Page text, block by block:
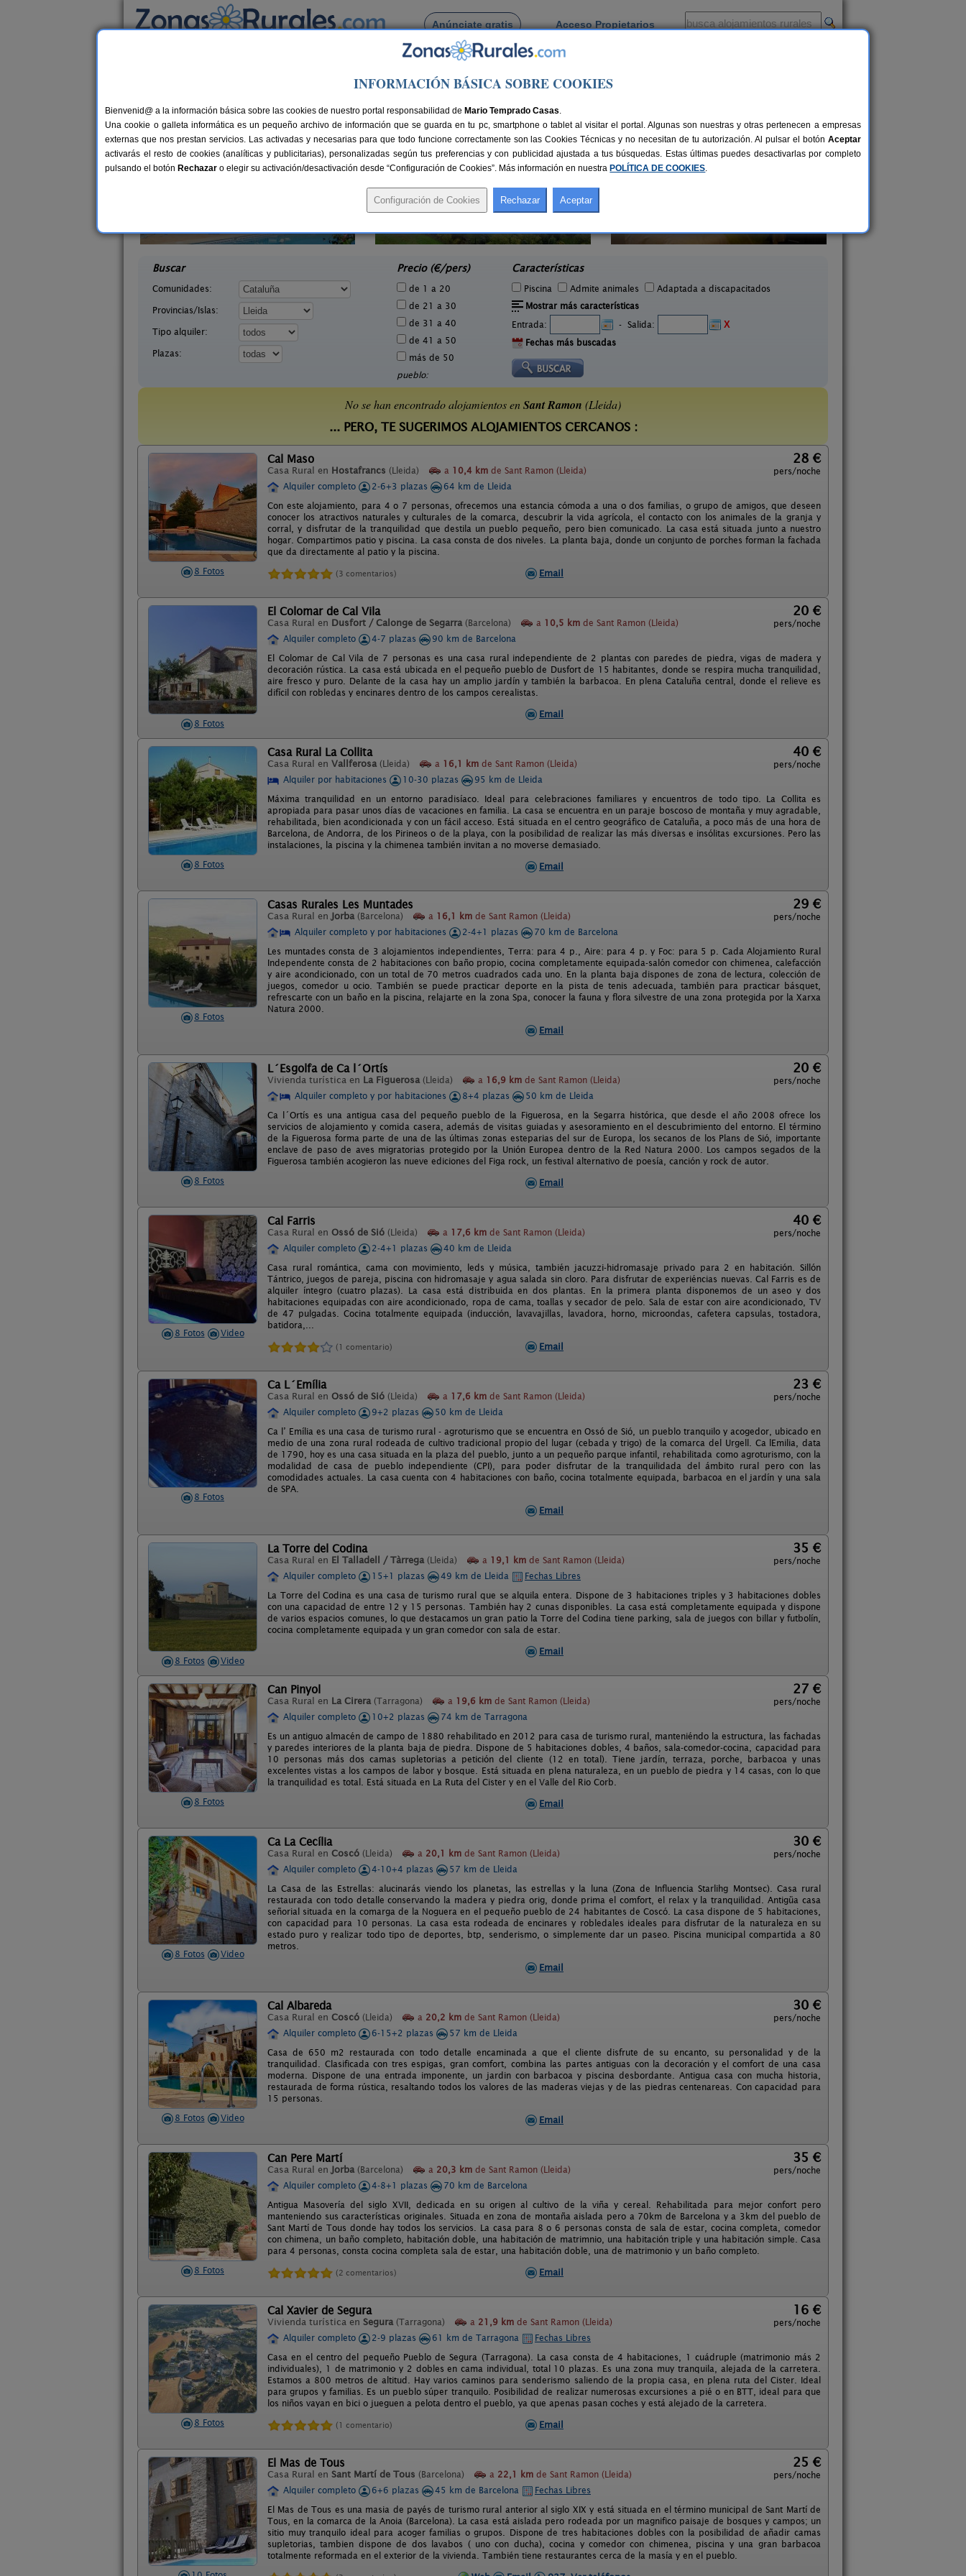
Anúnciate gratis Acceso Propietarios
Busca por pueblo
Casas Rurales cerca de Sant Ramon
25 €
2-14 pers.
23 €
Apartamentos turísticos Tárrega
Al Bon Pas Rural
Buscar
Comunidades:
Provincias/Islas:
Tipo alquiler:
Plazas:
Precio (€/pers)
de 1 a 20
de 21 a 30
de 31 a 40
de 41 a 50
más de 50
pueblo:
Características
Piscina Admite animales
Adaptada a discapacitados
Mostrar más características
Entrada:
- Salida:
X
Fechas más buscadas
No se han encontrado alojamientos enSant Ramon (Lleida)
... PERO, TE SUGERIMOS ALOJAMIENTOS CERCANOS :
8 Fotos
Cal Maso
Casa Rural en Hostafrancs (Lleida) a 10,4 km de Sant Ramon (Lleida)
28 €
pers/noche
Alquiler completo
2-6+3 plazas
64 km de Lleida
Con este alojamiento, para 4 o 7 personas, ofrecemos una estancia cómoda a una o dos familias, o grupo de amigos, que deseen
conocer los atractivos naturales y culturales de la comarca, descubrir la vida agrícola, el contacto con los animales de la granja y
corral, y disfrutar de la tranquilidad que destila un pueblo pequeño, pero bien comunicado. La casa está situada junto a nuestro
hogar. Compartimos patio y piscina. La casa consta de dos niveles. La planta baja, donde un conjunto de porches forman la fachada
que da directamente al patio y la piscina.
(3 comentarios) Email
8 Fotos
El Colomar de Cal Vila
Casa Rural en Dusfort / Calonge de Segarra (Barcelona) a 10,5 km de Sant Ramon (Lleida)
20 €
pers/noche
Alquiler completo
4-7 plazas
90 km de Barcelona
El Colomar de Cal Vila de 7 personas es una casa rural independiente de 2 plantas con paredes de piedra, vigas de madera y
decoración rústica. La casa está ubicada en el pequeño pueblo de Dusfort de 15 habitantes, donde se respira mucha tranquilidad,
aire fresco y puro. Delante de la casa hay un amplio jardín y también la barbacoa. En plena Cataluña central, donde el relieve es
difícil con robledas y encinares dentro de los campos cerealistas.
Email
8 Fotos
Casa Rural La Collita
Casa Rural en Vallferosa (Lleida) a 16,1 km de Sant Ramon (Lleida)
40 €
pers/noche
Alquiler por habitaciones
10-30 plazas
95 km de Lleida
Máxima tranquilidad en un entorno paradisíaco. Ideal para celebraciones familiares y encuentros de todo tipo. La Collita es
apropiada para pasar unos días de vacaciones en familia. La casa se encuentra en un paraje boscoso de montaña y muy agradable,
rehabilitada, bien acondicionada y con un fácil acceso. Está situada en el centro geográfico de Cataluña, a poco más de una hora de
Barcelona, de Andorra, de los Pirineos o de la playa, con la posibilidad de realizar las más diversas e insólitas excursiones. Pero las
instalaciones, la piscina y la chimenea también invitan a no moverse demasiado.
Email
8 Fotos
Casas Rurales Les Muntades
Casa Rural enJorba (Barcelona) a 16,1 km de Sant Ramon (Lleida)
29 €
pers/noche
Alquiler completo y por habitaciones
2-4+1 plazas
70 km de Barcelona
Les muntades consta de 3 alojamientos independientes, Terra: para 4 p., Aire: para 4 p. y Foc: para 5 p. Cada Alojamiento Rural
Independente consta de 2 habitaciones con baño propio, cocina completamente equipada-salón comedor con chimenea, calefacción
y aire acondicionado, con un total de 70 metros cuadrados cada uno. En la planta baja dispones de zona de lectura, colección de
juegos, comedor u ocio. También se puede practicar deporte en la pista de tenis adecuada, también para practicar básquet,
refrescarte con un baño en la piscina, relajarte en la zona Spa, conocer la fauna y flora silvestre de una zona protegida por la Xarxa
Natura 2000.
Email
8 Fotos
L´Esgolfa de Ca l´Ortís
Vivienda turística en La Figuerosa (Lleida) a 16,9 km de Sant Ramon (Lleida)
20 €
pers/noche
Alquiler completo y por habitaciones
8+4 plazas
50 km de Lleida
Ca l´Ortís es una antigua casa del pequeño pueblo de la Figuerosa, en la Segarra histórica, que desde el año 2008 ofrece los
servicios de alojamiento y comida casera, además de visitas guiadas y asesoramiento en el descubrimiento del entorno. El término
de la Figuerosa forma parte de una de las últimas zonas esteparias del sur de Europa, los secanos de los Plans de Sió, importante
enclave de paso de aves migratorias protegido por la Unión Europea dentro de la Red Natura 2000. Los campos segados de la
Figuerosa también acogieron las nueve ediciones del Figa rock, un festival alternativo de poesía, canción y rock de autor.
Email
8 Fotos Video
Cal Farris
Casa Rural en Ossó de Sió (Lleida) a 17,6 km de Sant Ramon (Lleida)
40 €
pers/noche
Alquiler completo
2-4+1 plazas
40 km de Lleida
Casa rural romántica, cama con movimiento, leds y música, también jacuzzi-hidromasaje privado para 2 en habitación. Sillón
Tántrico, juegos de pareja, piscina con hidromasaje y agua salada sin cloro. Para disfrutar de experiéncias nuevas. Cal Farris es de
alquiler íntegro (cuatro plazas). La casa está distribuida en dos plantas. En la primera planta disponemos de un aseo y dos
habitaciones equipadas con aire acondicionado, ropa de cama, toallas y secador de pelo. Sala de estar con aire acondicionado, TV
de 47 pulgadas. Cocina totalmente equipada (inducción, lavavajillas, lavadora, horno, microondas, cafetera capsulas, tostadora,
batidora,...
(1 comentario) Email
8 Fotos
Ca L´Emília
Casa Rural en Ossó de Sió (Lleida) a 17,6 km de Sant Ramon (Lleida)
23 €
pers/noche
Alquiler completo
9+2 plazas
50 km de Lleida
Ca l’ Emília es una casa de turismo rural - agroturismo que se encuentra en Ossó de Sió, un pueblo tranquilo y acogedor, ubicado en
medio de una zona rural rodeada de cultivo tradicional propio del lugar (cebada y trigo) de la comarca del Urgell. Ca lEmilia, data
de 1790, hoy es una casa situada en la plaza del pueblo, junto a un pequeño parque infantil, rehabilitada como agroturismo, con la
modalidad de casa de pueblo independiente (CPI), para poder disfrutar de la tranquilidada del ámbito rural pero con las
comodidades actuales. La casa cuenta con 4 habitaciones con baño, cocina totalmente equipada, barbacoa en el jardín y una sala
de SPA.
Email
8 Fotos Video
La Torre del Codina
Casa Rural en El Talladell / Tàrrega (Lleida) a 19,1 km de Sant Ramon (Lleida)
35 €
pers/noche
Alquiler completo
15+1 plazas 49 km de Lleida
Fechas Libres
La Torre del Codina es una casa de turismo rural que se alquila entera. Dispone de 3 habitaciones triples y 3 habitaciones dobles
con una capacidad de entre 12 y 15 personas. También hay 2 cunas disponibles. La casa está completamente equipada y dispone
de varios espacios comunes, lo que destacamos un gran patio la Torre del Codina tiene parking, sala de juegos con billar y futbolín,
cocina completamente equipada y un gran comedor con sala de estar.
Email
8 Fotos
Can Pinyol
Casa Rural en La Cirera (Tarragona) a 19,6 km de Sant Ramon (Lleida)
27 €
pers/noche
Alquiler completo
10+2 plazas
74 km de Tarragona
Es un antiguo almacén de campo de 1880 rehabilitado en 2012 para casa de turismo rural, manteniéndo la estructura, las fachadas
y paredes interiores de la planta baja de piedra. Dispone de 5 habitaciones dobles, 4 baños, sala-comedor-cocina, capacidad para
10 personas más dos camas supletorias a petición del cliente (12 en total). Tiene jardín, terraza, porche, barbacoa y unas
excelentes vistas a los campos de labor y bosque. Está situada en plena naturaleza, en un pueblo de piedra y 14 casas, con lo que
la tranquilidad es total. Está situada en La Ruta del Cister y en el Valle del Rio Corb.
Email
8 Fotos Video
Ca La Cecília
Casa Rural en Coscó (Lleida) a 20,1 km de Sant Ramon (Lleida)
30 €
pers/noche
Alquiler completo
4-10+4 plazas
57 km de Lleida
La Casa de las Estrellas: alucinarás viendo los planetas, las estrellas y la luna (Zona de Influencia Starlihg Montsec). Casa rural
restaurada con todo detalle conservando la madera y piedra orig, donde prima el comfort, el relax y la tranquilidad. Antigüa casa
señorial situada en la comarga de la Noguera en el pequeño pueblo de 24 habitantes de Coscó. La casa dispone de 5 habitaciones,
con capacidad para 10 personas. La casa esta rodeada de encinares y robledales ideales para disfrutar de la naturaleza en su
estado puro y realizar todo tipo de deportes, btp, senderismo, o simplemente dar un paseo. Piscina municipal compartida a 80
metros.
Email
8 Fotos Video
Cal Albareda
Casa Rural en Coscó (Lleida) a 20,2 km de Sant Ramon (Lleida)
30 €
pers/noche
Alquiler completo
6-15+2 plazas
57 km de Lleida
Casa de 650 m2 restaurada con todo detalle encaminada a que el cliente disfrute de su encanto, su personalidad y de la
tranquilidad. Clasificada con tres espigas, gran comfort, combina las partes antiguas con la decoración y el comfort de una casa
moderna. Dispone de una entrada imponente, un jardin con barbacoa y piscina desbordante. Antigua casa con mucha historia,
restaurada de forma rústica, resaltando todos los valores de las maderas viejas y de las piedras centenareas. Con capacidad para
15 personas.
Email
8 Fotos
Can Pere Martí
Casa Rural enJorba (Barcelona) a 20,3 km de Sant Ramon (Lleida)
35 €
pers/noche
Alquiler completo
4-8+1 plazas
70 km de Barcelona
Antigua Masovería del siglo XVII, dedicada en su origen al cultivo de la viña y cereal. Rehabilitada para mejor confort pero
manteniendo sus características originales. Situada en zona de montaña aislada pero a 70km de Barcelona y a 3km del pueblo de
Sant Martí de Tous donde hay todos los servicios. La casa para 8 o 6 personas consta de sala de estar, cocina completa, comedor
con chimena, un baño completo, habitación doble, una habitación de matrimnio, una habitación triple y una habitación simple. Casa
para 4 personas, consta cocina completa sala de estar, una habitación doble, una de matrimonio y un baño completo.
(2 comentarios) Email
8 Fotos
Cal Xavier de Segura
Vivienda turística en Segura (Tarragona) a 21,9 km de Sant Ramon (Lleida)
16 €
pers/noche
Alquiler completo
2-9 plazas 61 km de Tarragona
Fechas Libres
Casa en el centro del pequeño Pueblo de Segura (Tarragona). La casa consta de 4 habitaciones, 1 cuádruple (matrimonio más 2
individuales), 1 de matrimonio y 2 dobles en cama individual, total 10 plazas. Es una zona muy tranquila, alejada de la carretera.
Estamos a 800 metros de altitud. Hay varios caminos para senderismo saliendo de la propia casa, en plena ruta del Cister. Ideal
para grupos y familias. Es un pueblo súper tranquilo. Posibilidad de realizar numerosas excursiones a pié o en BTT, ideal para que
los niños vayan en bici o jueguen a pelota dentro el pueblo, ya que apenas pasan coches y está alejado de la carretera.
(1 comentario) Email
El Mas de Tous
Casa Rural en Sant Martí de Tous (Barcelona) a 22,1 km de Sant Ramon (Lleida)
25 €
pers/noche
Alquiler completo
6+6 plazas 45 km de Barcelona
Fechas Libres
El Mas de Tous es una masia de payés de turismo rural anterior al siglo XIX y está situada en el término municipal de Sant Martí de
Tous, en la comarca de la Anoia (Barcelona). La casa está aislada pero rodeada por un magnifico paisaje de bosques y campos; un
sitio muy tranquilo ideal para acoger familias o grupos. Dispone de tres habitaciones dobles con la posibilidad de añadir camas
supletorias, tambien dispone de dos lavabos ( uno con ducha), cocina y comedor con chimenea, piscina y una gran barbacoa
totalmente reformada en el exterior de la vivienda. También tiene restaurantes cerca de la masía y en el pueblo.
INFORMACIÓN BÁSICA SOBRE COOKIES
Bienvenid@ a la información básica sobre las cookies de nuestro portal responsabilidad de Mario Temprado Casas.
Una cookie o galleta informática es un pequeño archivo de información que se guarda en tu pc, smartphone o tablet al visitar el portal. Algunas son nuestras y otras pertenecen a empresas
externas que nos prestan servicios. Las activadas y necesarias para que todo funcione correctamente son las Cookies Técnicas y no necesitan de tu autorización. Al pulsar el botón Aceptar
activarás el resto de cookies (analíticas y publicitarias), personalizadas según tus preferencias y con publicidad ajustada a tus búsquedas. Estas últimas puedes desactivarlas por completo
pulsando el botón Rechazar o elegir su activación/desactivación desde “Configuración de Cookies”. Más información en nuestra POLÍTICA DE COOKIES.